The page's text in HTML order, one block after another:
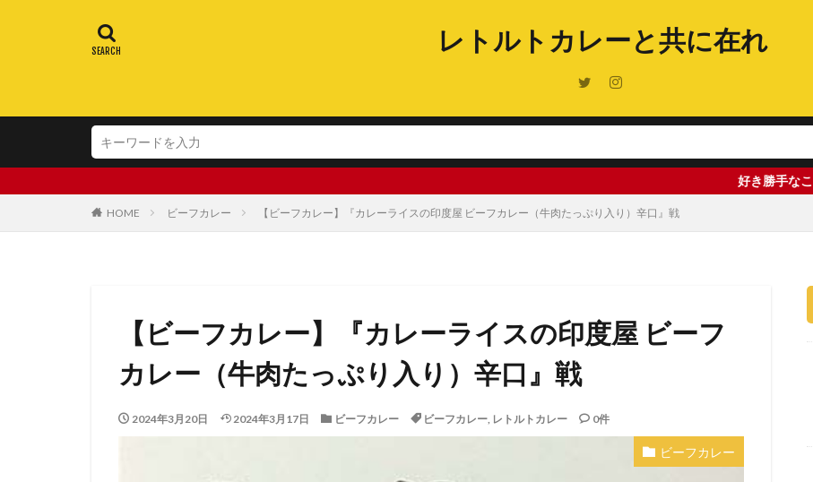
レトルトカレーと共に在れ
好き勝手なことを書いて
HOME ビーフカレー 【ビーフカレー】『カレーライスの印度屋 ビーフカレー（牛肉たっぷり入り）辛口』戦
【ビーフカレー】『カレーライスの印度屋 ビーフ
カレー（牛肉たっぷり入り）辛口』戦
2024年3月20日 2024年3月17日 ビーフカレー ビーフカレー, レトルトカレー 0件
ビーフカレー